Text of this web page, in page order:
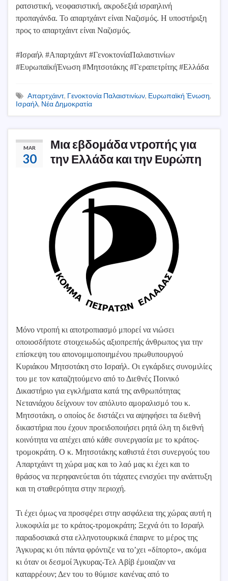
ρατσιστική, νεοφασιστική, ακροδεξιά ισραηλινή
προπαγάνδα. Το απαρτχάιντ είναι Ναζισμός. Η υποστήριξη
προς το απαρτχάιντ είναι Ναζισμός.
#Ισραήλ #Απαρτχάιντ #ΓενοκτονίαΠαλαιστινίων
#ΕυρωπαϊκήΈνωση #Μητσοτάκης #Γεραπετρίτης #Ελλάδα
Απαρτχάιντ, Γενοκτονία Παλαιστινίων, Ευρωπαϊκή Ένωση,
Ισραήλ, Νέα Δημοκρατία
MAR
30
Μια εβδομάδα ντροπής για
την Ελλάδα και την Ευρώπη
Μόνο ντροπή κι αποτροπιασμό μπορεί να νιώσει
οποιοσδήποτε στοιχειωδώς αξιοπρεπής άνθρωπος για την
επίσκεψη του απονομιμοποιημένου πρωθυπουργού
Κυριάκου Μητσοτάκη στο Ισραήλ. Οι εγκάρδιες συνομιλίες
του με τον καταζητούμενο από το Διεθνές Ποινικό
Δικαστήριο για εγκλήματα κατά της ανθρωπότητας
Νετανιάχου δείχνουν τον απόλυτο αμοραλισμό του κ.
Μητσοτάκη, ο οποίος δε διστάζει να αψηφήσει τα διεθνή
δικαστήρια που έχουν προειδοποιήσει ρητά όλη τη διεθνή
κοινότητα να απέχει από κάθε συνεργασία με το κράτος-
τρομοκράτη. Ο κ. Μητσοτάκης καθιστά έτσι συνεργoύς του
Απαρτχάιντ τη χώρα μας και το λαό μας κι έχει και το
θράσος να περηφανεύεται ότι τάχατες ενισχύει την ανάπτυξη
και τη σταθερότητα στην περιοχή.
Τι έχει όμως να προσφέρει στην ασφάλεια της χώρας αυτή η
λυκοφιλία με το κράτος-τρομοκράτη; Ξεχνά ότι το Ισραήλ
παραδοσιακά στα ελληνοτουρκικά έπαιρνε το μέρος της
Άγκυρας κι ότι πάντα φρόντιζε να το’χει «δίπορτο», ακόμα
κι όταν οι δεσμοί Άγκυρας-Τελ Αβίβ έμοιαζαν να
καταρρέουν; Δεν του το θύμισε κανένας από το